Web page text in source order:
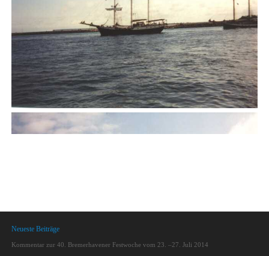
Neueste Beiträge
Kommentar zur 40. Bremerhavener Festwoche vom 23. –27. Juli 2014